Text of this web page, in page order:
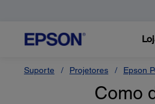
Suporte Projetores Epson
Como